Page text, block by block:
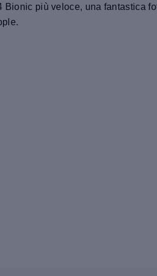
più veloce, una fantastica